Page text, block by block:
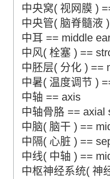
中央窝( 视网膜 )
中央管( 脑脊髓液
中耳 == middle
中风( 栓塞 ) ==
中胚层( 分化 ) ==
中暑( 温度调节 )
中轴 == axis
中轴骨胳 == axial
中脑( 脑干 ) ==
中隔( 心脏 ) ==
中线( 中轴 ) ==
中枢神经系统( 神